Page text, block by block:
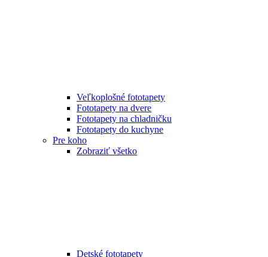
Veľkoplošné fototapety
Fototapety na dvere
Fototapety na chladničku
Fototapety do kuchyne
Pre koho
Zobraziť všetko
Detské fototapety